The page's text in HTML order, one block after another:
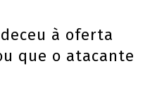
à oferta
que o atacante